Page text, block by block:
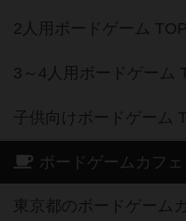
2人用ボードゲーム
3～4人用ボードゲーム
子供向けボードゲーム
ボードゲームカフェ
東京都のボードゲーム